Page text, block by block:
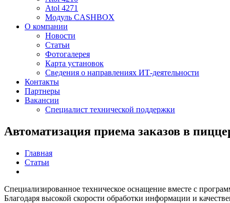
Atol 4271
Модуль CASHBOX
О компании
Новости
Статьи
Фотогалерея
Карта установок
Сведения о направлениях ИТ-деятельности
Контакты
Партнеры
Вакансии
Специалист технической поддержки
Автоматизация приема заказов в
Главная
Статьи
Специализированное техническое оснащение вместе с
Благодаря высокой скорости обработки информации и